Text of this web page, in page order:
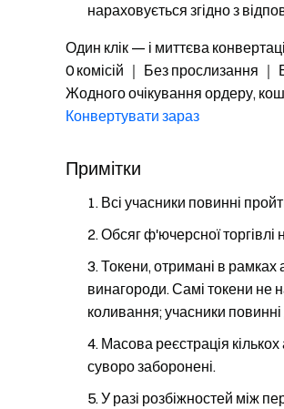
нараховується згідно з
Один клік — і миттєва
0 комісій ｜ Без прослизання ｜
Жодного очікування ордеру,
Конвертувати зараз
Примітки
Всі учасники повинні
Обсяг ф'ючерсної торгівлі
Токени, отримані в
винагороди. Самі токени не
коливання; учасники
Масова реєстрація
суворо заборонені.
У разі розбіжностей між